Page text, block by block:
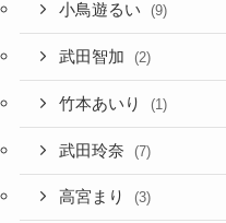
小鳥遊るい (9)
武田智加 (2)
竹本あいり (1)
武田玲奈 (7)
高宮まり (3)